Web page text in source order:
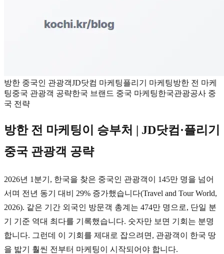
방한 중국인 관광객JD닷컴 마케팅플리기 마케팅방한 전 마케
팅중국 관광객 공략한국 브랜드 중국 마케팅한국관광공사 중
국 전략
방한 전 마케팅이 승부처 | JD닷컴·플리기
중국 관광객 공략
2026년 1분기, 한국을 찾은 중국인 관광객이 145만 명을 넘어
서며 전년 동기 대비 29% 증가했습니다(Travel and Tour World,
2026). 같은 기간 외국인 방문객 총계는 474만 명으로, 단일 분
기 기준 역대 최다를 기록했습니다. 숫자만 보면 기회는 분명
합니다. 그런데 이 기회를 제대로 잡으려면, 관광객이 한국 땅
을 밟기 훨씬 전부터 마케팅이 시작되어야 합니다.